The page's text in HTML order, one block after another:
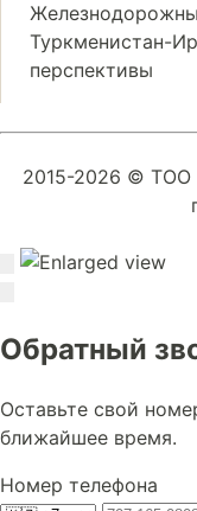
Туркменистан-
перспективы
2015-2026 © ТОО
Обратный
Оставьте свой
ближайшее время.
Номер телефона